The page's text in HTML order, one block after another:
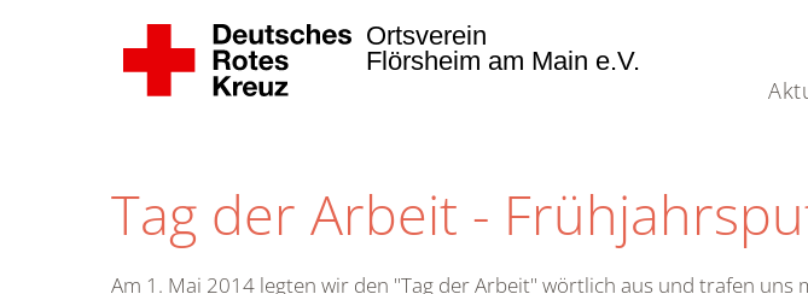
Zum Hauptinhalt springen
Ortsverein
Flörsheim am Main e.V.
Tag der Arbeit -
Am 1. Mai 2014 legten wir den "Tag der Arbeit" wörtlich aus und trafen